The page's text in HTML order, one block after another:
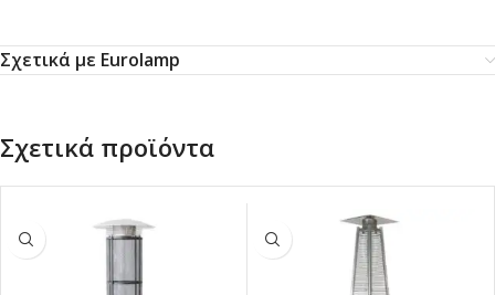
Σχετικά με Eurolamp
Σχετικά προϊόντα